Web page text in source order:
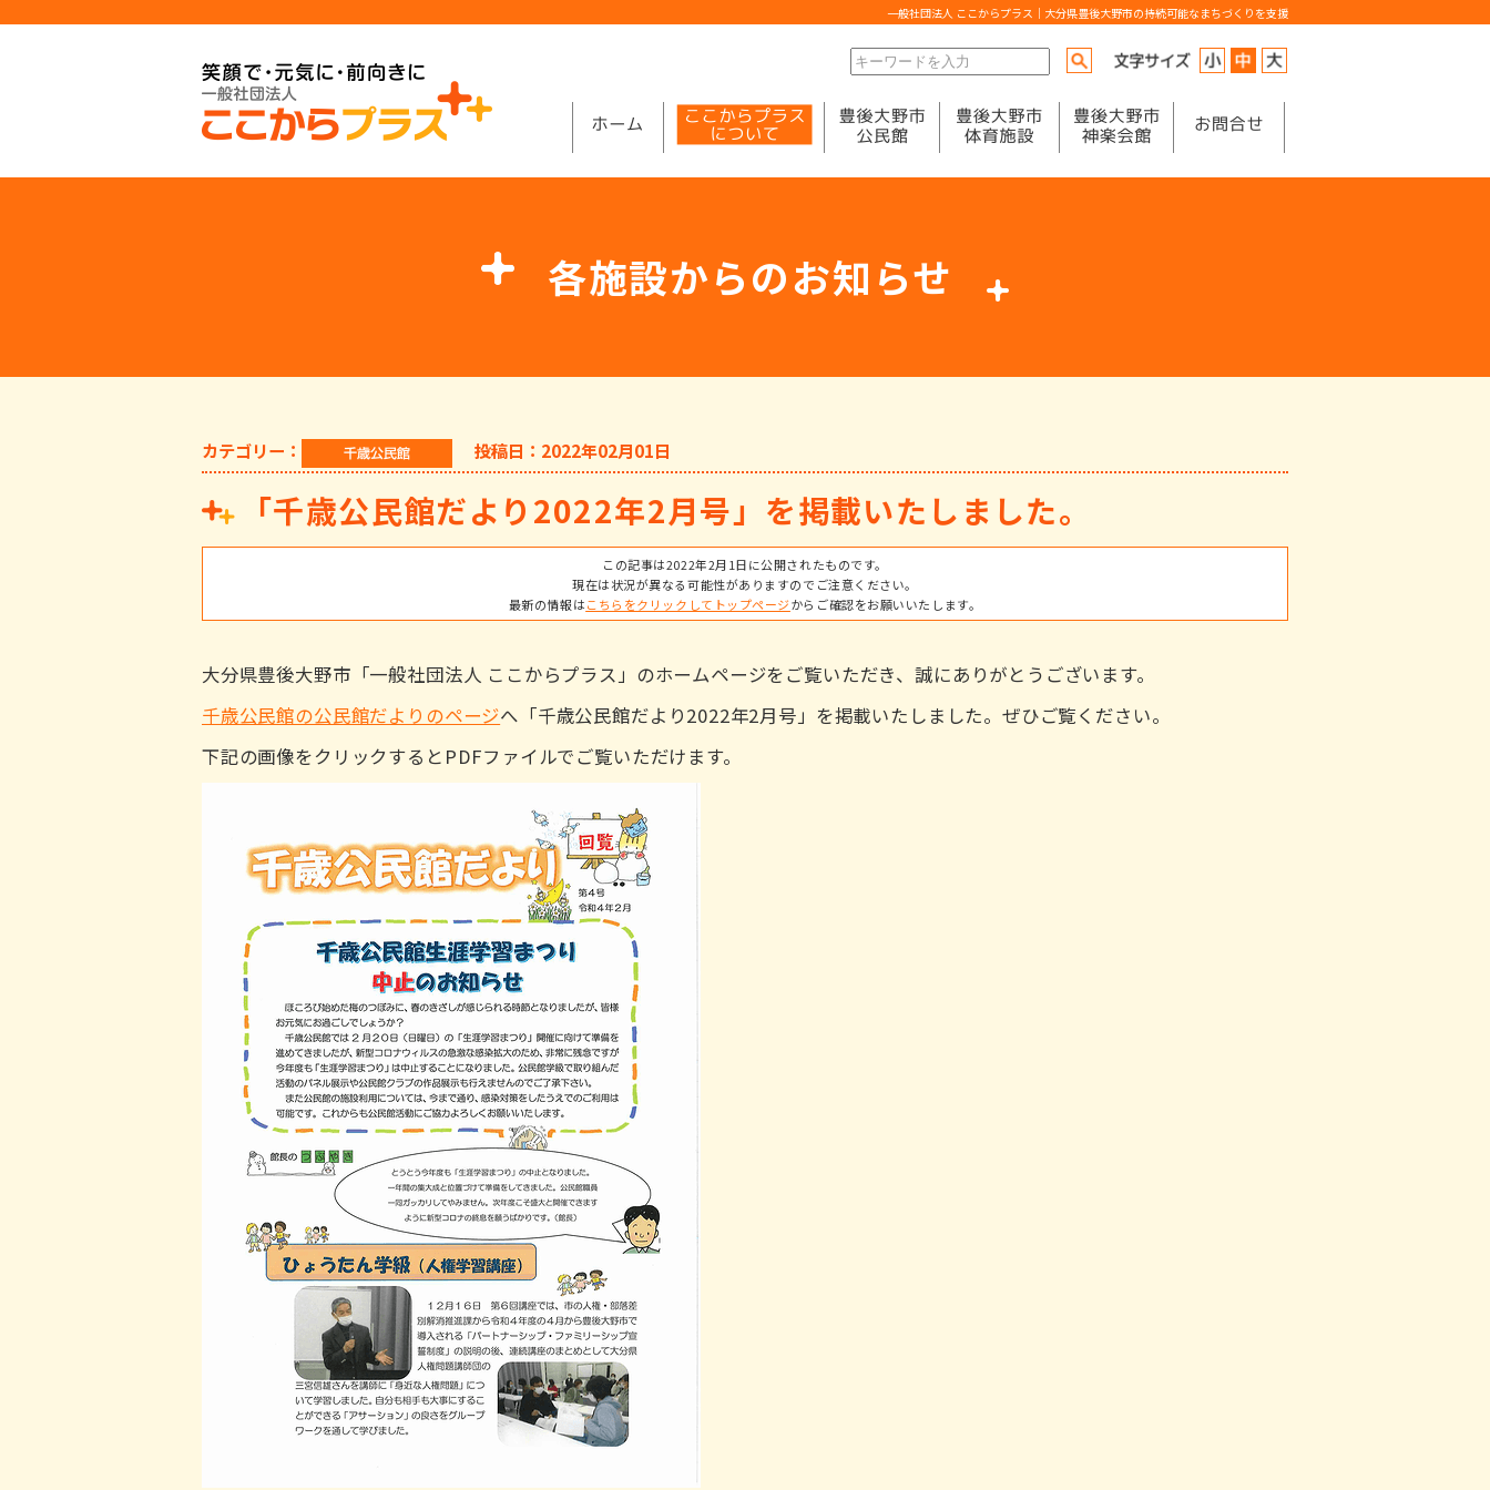
一般社団法人 ここからプラス｜大分県豊後大野市の持続可能なまちづくりを支援
各施設からのお知らせ
カテゴリー： 投稿日：2022年02月01日
「千歳公民館だより2022年2月号」を掲載いたしました。
この記事は2022年2月1日に公開されたものです。
現在は状況が異なる可能性がありますのでご注意ください。
最新の情報はこちらをクリックしてトップページからご確認をお願いいたします。
大分県豊後大野市「一般社団法人 ここからプラス」のホームページをご覧いただき、誠にありがとうございます。
千歳公民館の公民館だよりのページへ「千歳公民館だより2022年2月号」を掲載いたしました。ぜひご覧ください。
下記の画像をクリックするとPDFファイルでご覧いただけます。